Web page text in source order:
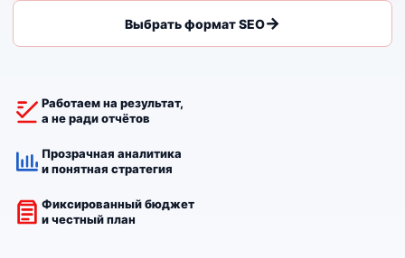
Выбрать формат SEO
Работаем на результат,
а не ради отчётов
Прозрачная аналитика
и понятная стратегия
Фиксированный бюджет
и честный план